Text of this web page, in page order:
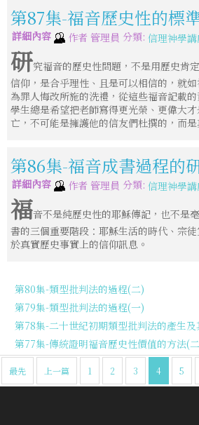
第87集-福音歷史性的標
詳細內容 作者 管理員 分類: 信理神學講
研究福音的歷史性問題，不是用歷史肯
信仰，是合乎理性、且是可以相信的，就
為罪人悔改所施的洗禮，從這些福音記載
學生總是希望把老師寫得更光榮、更偉大
亡，不可能是擁護他的信友們杜撰的，而
第86集-福音成書過程的
詳細內容 作者 管理員 分類: 信理神學講
福音不是純歷史性的耶穌傳記，也不是
書的三個重要階段：耶穌生活的時代、宗
於真實歷史事實上的信仰訊息。
第80集-類型批判法的過程(二)
第79集-類型批判法的過程(一)
第78集-二十世紀初期類型批判法的產生及
第77集-傳統證明福音歷史性價值的方法(
最先 上一篇 1 2 3 4 5